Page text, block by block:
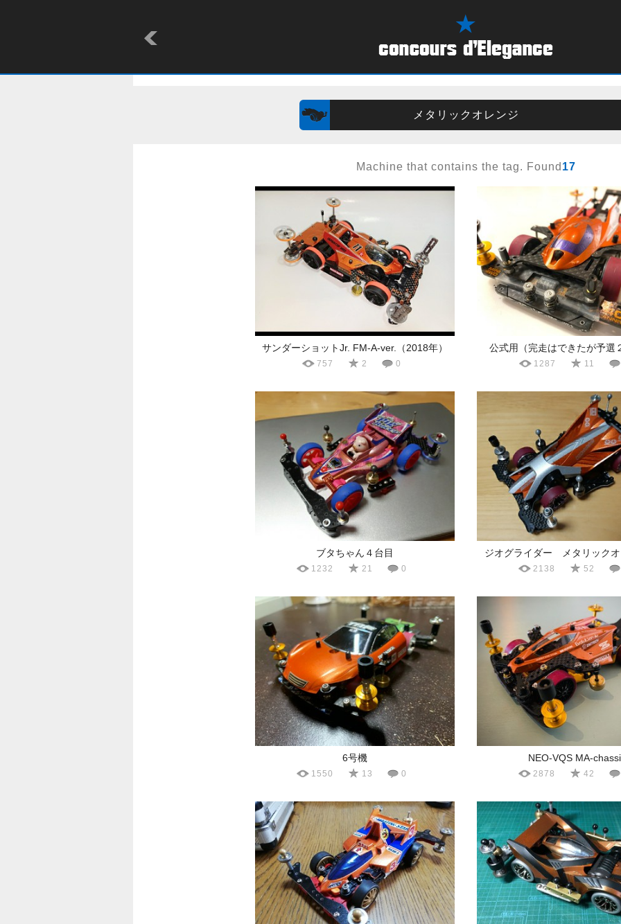
メタリックオレンジ
Machine that contains the tag. Found 17
サンダーショットJr. FM-A-ver.（2018年）
757 2 0
公式用（完走はできたが予選
1287 11
ブタちゃん４台目
1232 21 0
ジオグライダー メタリック
2138 52
6号機
1550 13 0
NEO-VQS MA-
2878 42